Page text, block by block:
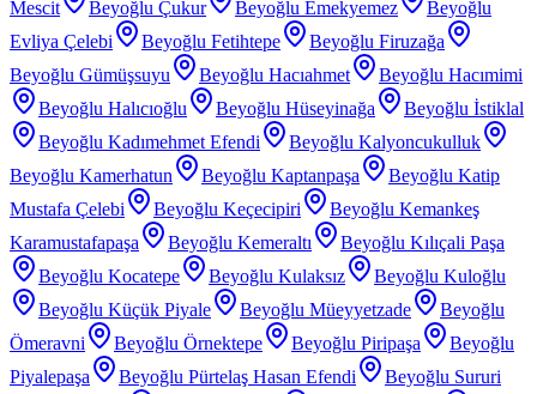
Mescit
Beyoğlu Çukur Beyoğlu Emekyemez
Beyoğlu
Evliya Çelebi
Beyoğlu Fetihtepe
Beyoğlu Firuzağa
Beyoğlu Gümüşsuyu
Beyoğlu Hacıahmet
Beyoğlu Hacımimi
Beyoğlu Halıcıoğlu
Beyoğlu Hüseyinağa
Beyoğlu İstiklal
Beyoğlu Kadımehmet Efendi
Beyoğlu Kalyoncukulluk
Beyoğlu Kamerhatun
Beyoğlu Kaptanpaşa
Beyoğlu Katip
Mustafa Çelebi
Beyoğlu Keçecipiri
Beyoğlu Kemankeş
Karamustafapaşa
Beyoğlu Kemeraltı
Beyoğlu Kılıçali Paşa
Beyoğlu Kocatepe
Beyoğlu Kulaksız
Beyoğlu Kuloğlu
Beyoğlu Küçük Piyale
Beyoğlu Müeyyetzade
Beyoğlu
Ömeravni
Beyoğlu Örnektepe Beyoğlu Piripaşa
Beyoğlu
Piyalepaşa
Beyoğlu Pürtelaş Hasan Efendi
Beyoğlu Sururi